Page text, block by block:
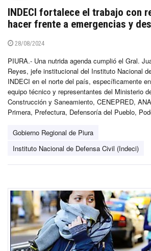
INDECI fortalece el trabajo con
hacer frente a emergencias y
28/08/2024
PIURA.- Una nutrida agenda cumplió el Gral.
Reyes, jefe institucional del Instituto Nacional
INDECI en el norte del país, específicamente
equipo técnico y representantes del Ministerio
Construcción y Saneamiento, CENEPRED,
Primera, Prefectura, Defensoría del Pueblo,
Gobierno Regional de Piura
Instituto Nacional de Defensa Civil (Indeci)